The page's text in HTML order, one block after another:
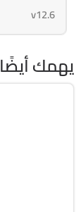
v12.6
يهمك أيضًا